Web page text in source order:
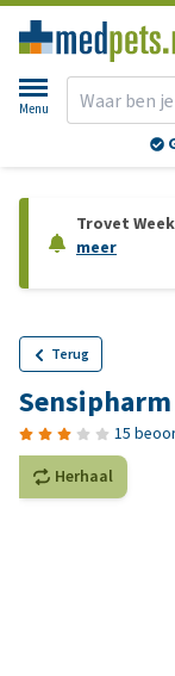
Menu
Trovet
meer
Terug
15
Herhaal